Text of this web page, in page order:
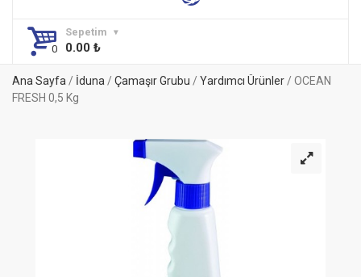
Sepetim
0.00 ₺
Ana Sayfa/ İduna/ Çamaşır Grubu / Yardımcı Ürünler/ OCEAN
FRESH 0,5 Kg